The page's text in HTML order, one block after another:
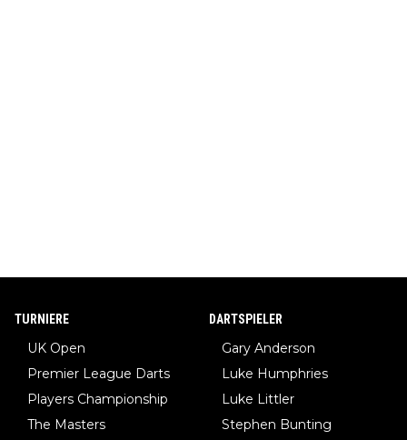
TURNIERE
UK Open
Premier League Darts
Players Championship
The Masters
DARTSPIELER
Gary Anderson
Luke Humphries
Luke Littler
Stephen Bunting